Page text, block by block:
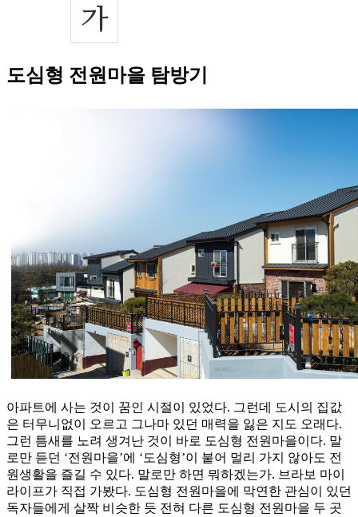
도심형 전원마을 탐방기
아파트에 사는 것이 꿈인 시절이 있었다. 그런데 도시의 집값
은 터무니없이 오르고 그나마 있던 매력을 잃은 지도 오래다.
그런 틈새를 노려 생겨난 것이 바로 도심형 전원마을이다. 말
로만 듣던 ‘전원마을’에 ‘도심형’이 붙어 멀리 가지 않아도 전
원생활을 즐길 수 있다. 말로만 하면 뭐하겠는가. 브라보 마이
라이프가 직접 가봤다. 도심형 전원마을에 막연한 관심이 있던
독자들에게 살짝 비슷한 듯 전혀 다른 도심형 전원마을 두 곳